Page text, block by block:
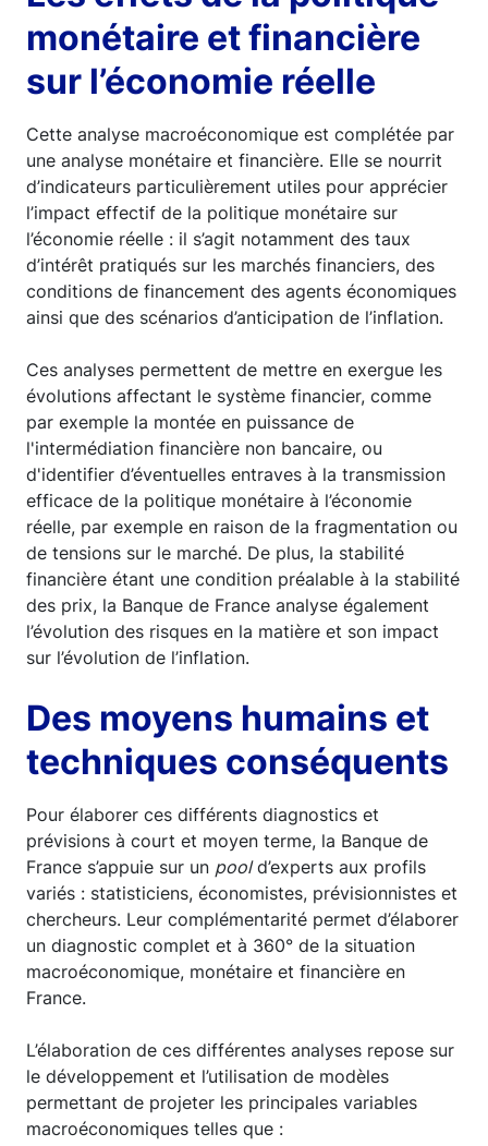
monétaire et financière
sur l’économie réelle
Cette analyse macroéconomique est complétée par
une analyse monétaire et financière. Elle se nourrit
d’indicateurs particulièrement utiles pour apprécier
l’impact effectif de la politique monétaire sur
l’économie réelle : il s’agit notamment des taux
d’intérêt pratiqués sur les marchés financiers, des
conditions de financement des agents économiques
ainsi que des scénarios d’anticipation de l’inflation.
Ces analyses permettent de mettre en exergue les
évolutions affectant le système financier, comme
par exemple la montée en puissance de
l'intermédiation financière non bancaire, ou
d'identifier d’éventuelles entraves à la transmission
efficace de la politique monétaire à l’économie
réelle, par exemple en raison de la fragmentation ou
de tensions sur le marché. De plus, la stabilité
financière étant une condition préalable à la stabilité
des prix, la Banque de France analyse également
l’évolution des risques en la matière et son impact
sur l’évolution de l’inflation.
Des moyens humains et
techniques conséquents
Pour élaborer ces différents diagnostics et
prévisions à court et moyen terme, la Banque de
France s’appuie sur un poold’experts aux profils
variés : statisticiens, économistes, prévisionnistes et
chercheurs. Leur complémentarité permet d’élaborer
un diagnostic complet et à 360° de la situation
macroéconomique, monétaire et financière en
France.
L’élaboration de ces différentes analyses repose sur
le développement et l’utilisation de modèles
permettant de projeter les principales variables
macroéconomiques telles que :